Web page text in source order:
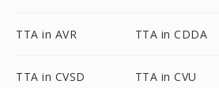
TTA in AVR TTA in CDDA
TTA in CVSD TTA in CVU